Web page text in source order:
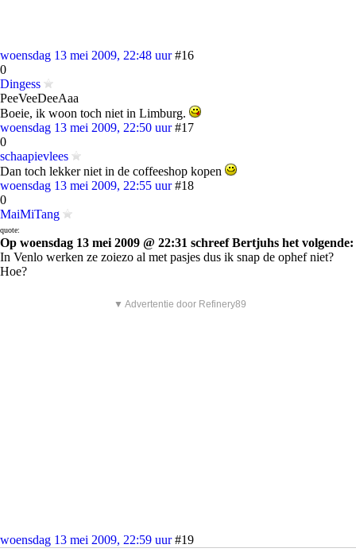
woensdag 13 mei 2009, 22:48 uur #16
0
Dingess
PeeVeeDeeAaa
Boeie, ik woon toch niet in Limburg.
woensdag 13 mei 2009, 22:50 uur #17
0
schaapievlees
Dan toch lekker niet in de coffeeshop kopen
woensdag 13 mei 2009, 22:55 uur #18
0
MaiMiTang
quote:
Op woensdag 13 mei 2009 @ 22:31 schreef Bertjuhs het volgende:
In Venlo werken ze zoiezo al met pasjes dus ik snap de ophef niet?
Hoe?
▼ Advertentie door Refinery89
woensdag 13 mei 2009, 22:59 uur #19